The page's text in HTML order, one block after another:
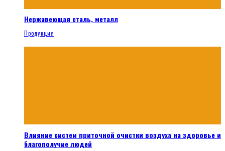
Нержавеющая сталь, металл
Продукция
Влияние систем приточной очистки воздуха на здоровье и
благополучие людей